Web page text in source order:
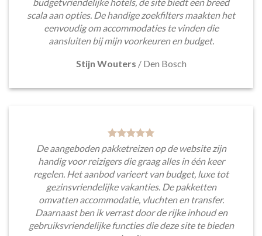
budgetvriendelijke hotels, de site biedt een breed
scala aan opties. De handige zoekfilters maakten het
eenvoudig om accommodaties te vinden die
aansluiten bij mijn voorkeuren en budget.
Stijn Wouters / Den Bosch
De aangeboden pakketreizen op de website zijn
handig voor reizigers die graag alles in één keer
regelen. Het aanbod varieert van budget, luxe tot
gezinsvriendelijke vakanties. De pakketten
omvatten accommodatie, vluchten en transfer.
Daarnaast ben ik verrast door de rijke inhoud en
gebruiksvriendelijke functies die deze site te bieden